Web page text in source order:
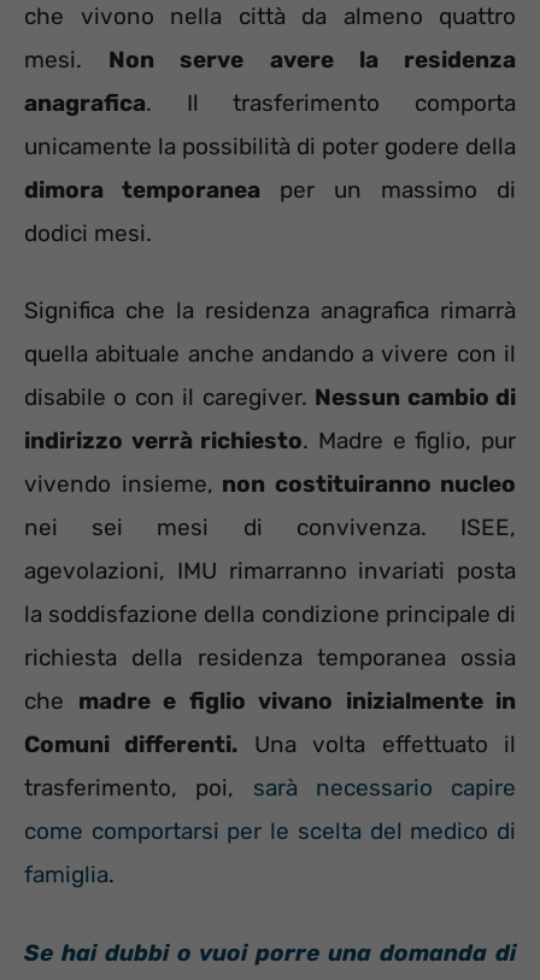
che vivono nella città da almeno quattro
mesi. Non serve avere la residenza
anagrafica. Il trasferimento comporta
unicamente la possibilità di poter godere della
dimora temporanea per un massimo di
dodici mesi.
Significa che la residenza anagrafica rimarrà
quella abituale anche andando a vivere con il
disabile o con il caregiver. Nessun cambio di
indirizzo verrà richiesto. Madre e figlio, pur
vivendo insieme, non costituiranno nucleo
nei sei mesi di convivenza. ISEE,
agevolazioni, IMU rimarranno invariati posta
la soddisfazione della condizione principale di
richiesta della residenza temporanea ossia
che madre e figlio vivano inizialmente in
Comuni differenti. Una volta effettuato il
trasferimento, poi, sarà necessario capire
come comportarsi per le scelta del medico di
famiglia.
Se hai dubbi o vuoi porre una domanda di